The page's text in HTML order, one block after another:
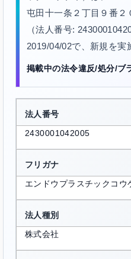
屯田十一条２丁目９番２
（法人番号:
2019/04/02で、新規を実
掲載中の法令違反/処分/ブ
法人番号
2430001042005
フリガナ
エンドウプラスチックコウ
法人種別
株式会社